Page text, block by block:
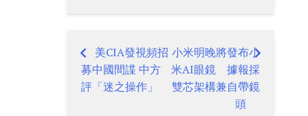
Post
navigation
美CIA發視頻招
募中國間諜 中方
評「迷之操作」
小米明晚將發布小
米AI眼鏡 據報採
雙芯架構兼自帶鏡
頭